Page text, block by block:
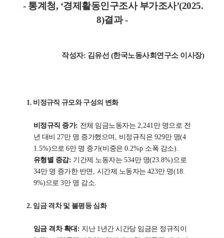
- 통계청, ‘경제활동인구조사 부가조사’(2025.
8)결과 -
작성자: 김유선 (한국노동사회연구소 이사장)
1. 비정규직 규모와 구성의 변화
비정규직 증가: 전체 임금노동자는 2,241만 명으로 전
년 대비27만 명 증가했으며 , 비정규직은 929만 명(4
1.5%)으로6만 명 증가(비중은0.2%p 소폭 감소).
유형별 증감: 기간제 노동자는 534만 명(23.8%)으로
34만 명 증가한 반면 , 시간제 노동자는423만 명(18.
9%)으로3만 명 감소.
2. 임금 격차 및 불평등 심화
임금 격차 확대 : 지난 1년간 시간당 임금은 정규직이